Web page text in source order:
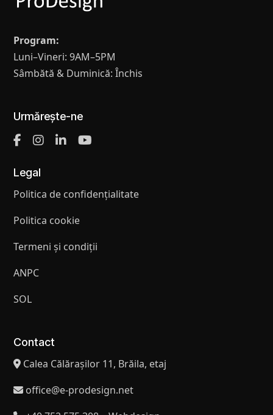
Program:
Luni–Vineri: 9AM–5PM
Sâmbătă & Duminică: Închis
Urmărește-ne
Legal
Politica de confidențialitate
Politica cookie
Termeni și condiții
ANPC
SOL
Contact
Calea Călărașilor 11, Brăila, etaj
office@e-prodesign.net